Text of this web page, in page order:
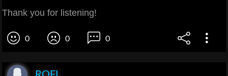
Thank you for listening!
0 0 0